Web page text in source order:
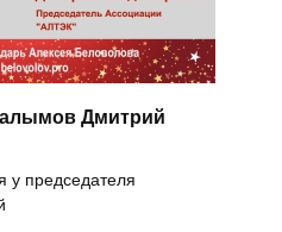
Дмитрий
у председателя